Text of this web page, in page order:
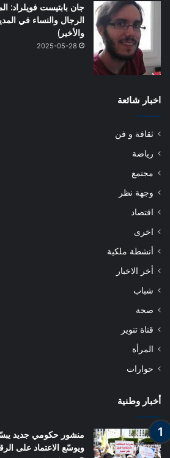
جان بابتيست فويلراد:
الرجال والنساء في
والأخير)
2025-05-28
اخبار شائعة
ثقافة و فن
رياضة
مجتمع
وجهة نظر
اقتصاد
اخرى
أنشطة ملكية
أخر الاخبار
شباب
صحة
قناة تنوير
المرأة
حوارات
أخبار وطنية
منشور حكومي جديد
ويوسّع الاعتماد على